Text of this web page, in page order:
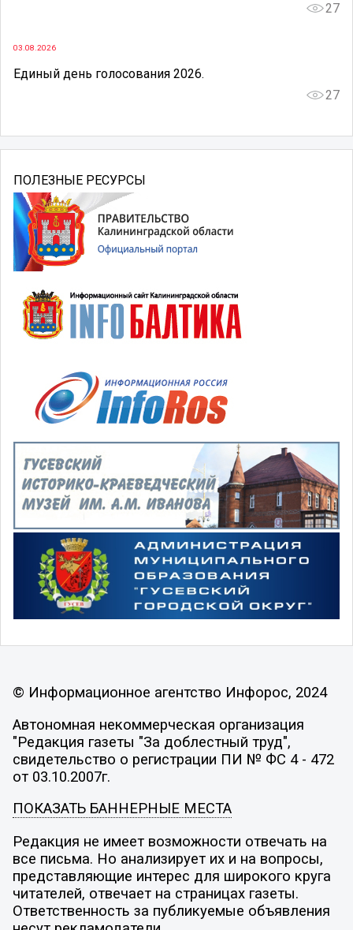
27
03.08.2026
Единый день голосования 2026.
27
ПОЛЕЗНЫЕ РЕСУРСЫ
© Информационное агентство Инфорос, 2024
Автономная некоммерческая организация
"Редакция газеты "За доблестный труд",
свидетельство о регистрации ПИ № ФС 4 - 472
от 03.10.2007г.
ПОКАЗАТЬ БАННЕРНЫЕ МЕСТА
Редакция не имеет возможности отвечать на
все письма. Но анализирует их и на вопросы,
представляющие интерес для широкого круга
читателей, отвечает на страницах газеты.
Ответственность за публикуемые объявления